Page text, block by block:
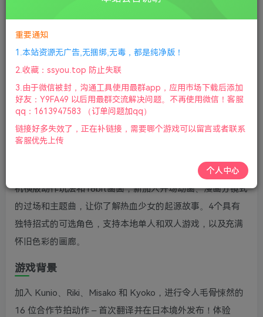
①下载安装教程
库下载 ④ DX修复下载
版本介绍：v1.0.0|容量4.97GB|官方简体中文|支持键盘.鼠
标.手柄|2022年09月24号更新
游戏视频预览： 点击查看
游戏介绍
热血少女zero(River City Girls Zero)将保留1994年原版的街
机横版动作玩法和16bit画面，新加入开场动画、漫画分镜式
的过场和主题曲，让你了解热血少女的起源故事。4个具有
独特招式的可选角色，支持本地单人和双人游戏，以及充满
怀旧色彩的画廊。
游戏背景
加入 Kunio、Riki、Misako 和 Kyoko，进行令人毛骨悚然的
16 位合作节拍动作 – 首次翻译并在日本境外发布！体验
重要通知
1.本站资源无广告,无捆绑,无毒，都是纯净版！
2.收藏：ssyou.top 防止失联
3.由于微信被封，沟通工具使用最群app，应用市场下载后添加
好友：Y9FA49 以后用最群交流解决问题。不再使用微信！客服
qq：1613947583 （订单问题加qq）
链接好多失效了，正在补链接，需要哪个游戏可以留言或者联系
客服优先上传
个人中心